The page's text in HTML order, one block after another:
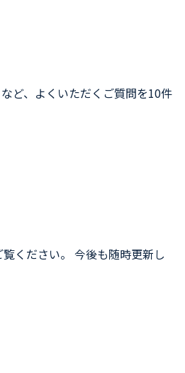
ど、よくいただくご質問を10件
ください。 今後も随時更新し